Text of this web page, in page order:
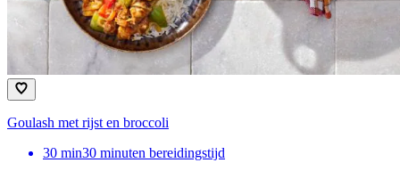
Goulash met rijst en broccoli
30 min30 minuten bereidingstijd